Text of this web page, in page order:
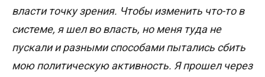
власти точку зрения. Чтобы изменить что-то в
системе, я шел во власть, но меня туда не
пускали и разными способами пытались сбить
мою политическую активность. Я прошел через